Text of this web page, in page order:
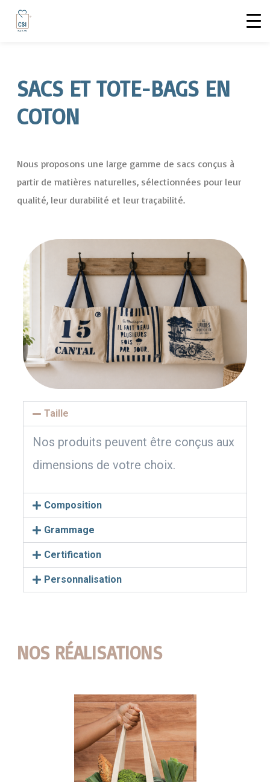
SACS ET TOTE-BAGS EN
COTON
Nous proposons une large gamme de sacs conçus à
partir de matières naturelles, sélectionnées pour leur
qualité, leur durabilité et leur traçabilité.
Taille
Nos produits peuvent être conçus aux
dimensions de votre choix.
Composition
Grammage
Certification
Personnalisation
NOS RÉALISATIONS